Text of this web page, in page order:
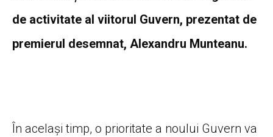
de activitate al viitorul Guvern, prezentat de
premierul desemnat, Alexandru Munteanu.
În același timp, o prioritate a noului Guvern va